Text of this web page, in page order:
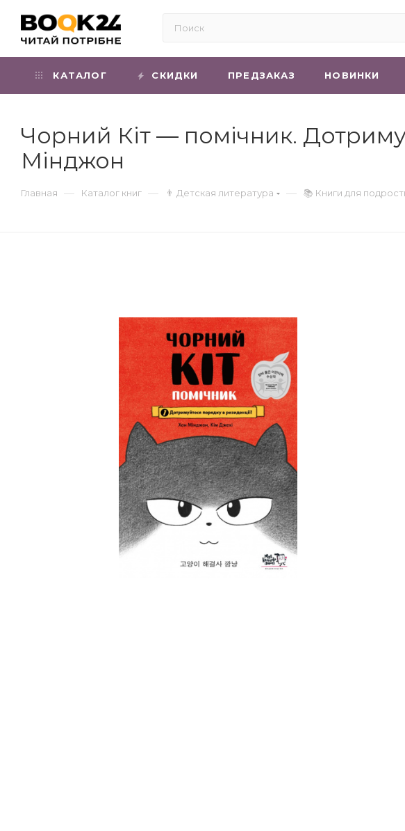
КАТАЛОГ СКИДКИ ПРЕДЗАКАЗ НОВИНКИ
Чорний Кіт — помічник.
Мінджон
Главная — Каталог книг — 👨 Детская литература — 📚 Книги для